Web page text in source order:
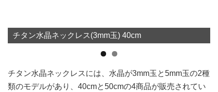
チタン水晶ネックレス(3mm玉) 40cm
チタン水晶ネックレスには、水晶が3mm玉と5mm玉の2種
類のモデルがあり、40cmと50cmの4商品が販売されてい